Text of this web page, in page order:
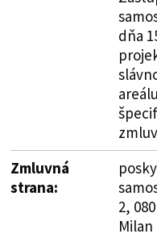
dňa
Zmluvná
strana:
2,